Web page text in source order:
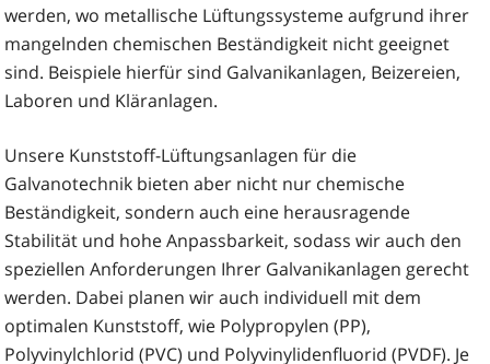
werden, wo metallische Lüftungssysteme aufgrund ihrer
mangelnden chemischen Beständigkeit nicht geeignet
sind. Beispiele hierfür sind Galvanikanlagen, Beizereien,
Laboren und Kläranlagen.
Unsere Kunststoff-Lüftungsanlagen für die
Galvanotechnik bieten aber nicht nur chemische
Beständigkeit, sondern auch eine herausragende
Stabilität und hohe Anpassbarkeit, sodass wir auch den
speziellen Anforderungen Ihrer Galvanikanlagen gerecht
werden. Dabei planen wir auch individuell mit dem
optimalen Kunststoff, wie Polypropylen (PP),
Polyvinylchlorid (PVC) und Polyvinylidenfluorid (PVDF). Je